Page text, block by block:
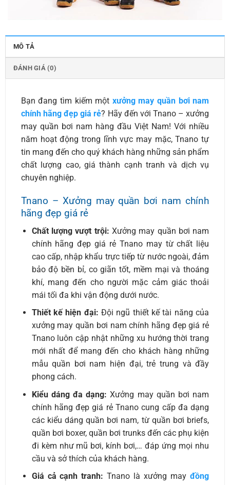
MÔ TẢ
ĐÁNH GIÁ (0)
Bạn đang tìm kiếm một xưởng may quần bơi nam
chính hãng đẹp giá rẻ? Hãy đến với Tnano – xưởng
may quần bơi nam hàng đầu Việt Nam! Với nhiều
năm hoạt động trong lĩnh vực may mặc, Tnano tự
tin mang đến cho quý khách hàng những sản phẩm
chất lượng cao, giá thành cạnh tranh và dịch vụ
chuyên nghiệp.
Tnano – Xưởng may quần bơi nam chính
hãng đẹp giá rẻ
Chất lượng vượt trội: Xưởng may quần bơi nam
chính hãng đẹp giá rẻ Tnano may từ chất liệu
cao cấp, nhập khẩu trực tiếp từ nước ngoài, đảm
bảo độ bền bỉ, co giãn tốt, mềm mại và thoáng
khí, mang đến cho người mặc cảm giác thoải
mái tối đa khi vận động dưới nước.
Thiết kế hiện đại: Đội ngũ thiết kế tài năng của
xưởng may quần bơi nam chính hãng đẹp giá rẻ
Tnano luôn cập nhật những xu hướng thời trang
mới nhất để mang đến cho khách hàng những
mẫu quần bơi nam hiện đại, trẻ trung và đầy
phong cách.
Kiểu dáng đa dạng: Xưởng may quần bơi nam
chính hãng đẹp giá rẻ Tnano cung cấp đa dạng
các kiểu dáng quần bơi nam, từ quần bơi briefs,
quần bơi boxer, quần bơi trunks đến các phụ kiện
đi kèm như mũ bơi, kính bơi,… đáp ứng mọi nhu
cầu và sở thích của khách hàng.
Giá cả cạnh tranh: Tnano là xưởng mayđồng